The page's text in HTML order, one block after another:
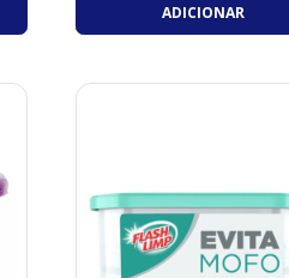
ADICIONAR